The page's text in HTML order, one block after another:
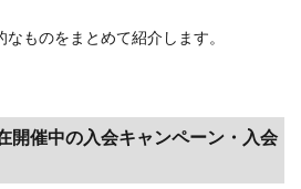
ものをまとめて紹介します。
開催中の入会キャンペーン・入会